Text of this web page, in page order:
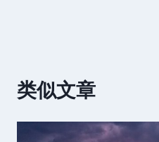
类似文章